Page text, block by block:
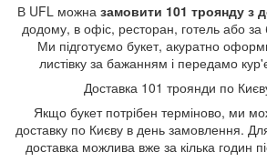
В UFL можна замовити 101 троянду з
додому, в офіс, ресторан, готель або
Ми підготуємо букет, акуратно
листівку за бажанням і передамо
Доставка 101 троянди по
Якщо букет потрібен терміново, ми
доставку по Києву в день замовлення.
доставка можлива вже за кілька годин